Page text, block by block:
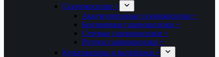
Газонокосилки +
Аккумуляторные газонокосилки +
Бензиновые газонокосилки +
Сетевые газонокосилки +
Рототы газонокосилки +
Культиваторы и мотоблоки +